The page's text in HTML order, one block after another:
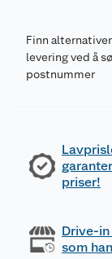
Finn
levering ved å
postnummer
priser!
Drive-
som